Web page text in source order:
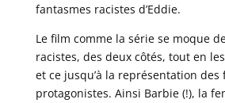
fantasmes racistes d’Eddie.
Le film comme la série se moque
racistes, des deux côtés, tout en
et ce jusqu’à la représentation des
protagonistes. Ainsi Barbie (!), la